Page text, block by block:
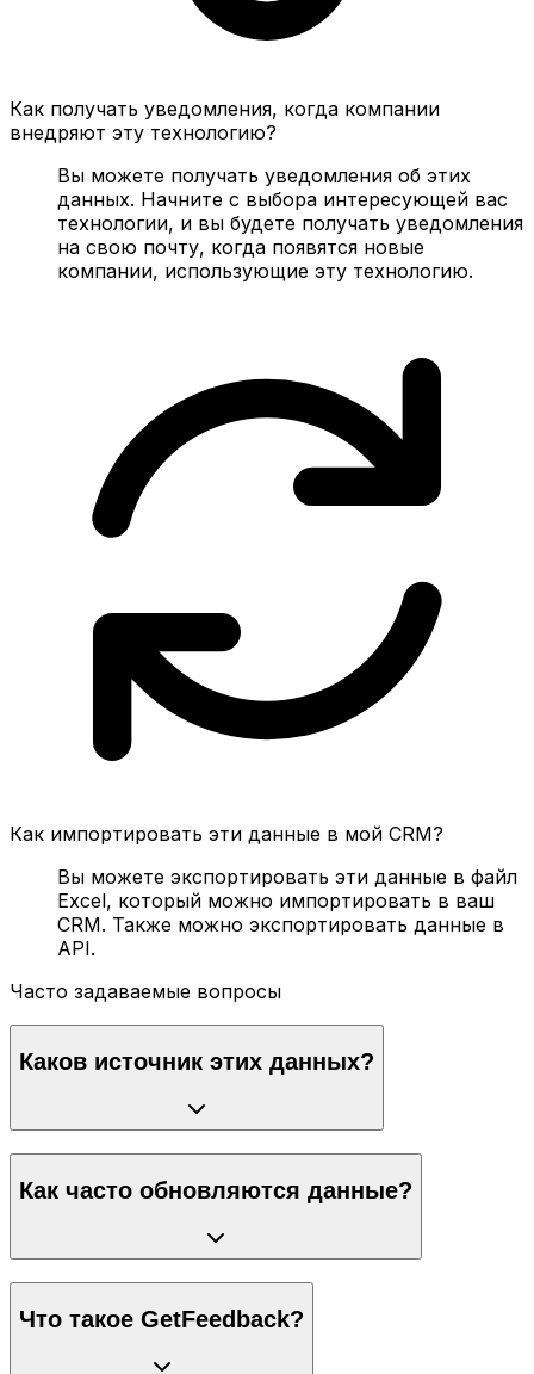
Как получать уведомления, когда компании
внедряют эту технологию?
Вы можете получать уведомления об этих
данных. Начните с выбора интересующей вас
технологии, и вы будете получать уведомления
на свою почту, когда появятся новые
компании, использующие эту технологию.
Как импортировать эти данные в мой CRM?
Вы можете экспортировать эти данные в файл
Excel, который можно импортировать в ваш
CRM. Также можно экспортировать данные в
API.
Часто задаваемые вопросы
Каков источник этих данных?
Как часто обновляются данные?
Что такое GetFeedback?